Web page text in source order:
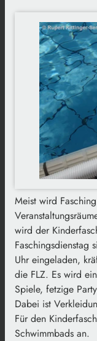
Meist wird
wird der
Faschingsdienstag
Uhr eingeladen,
die FLZ. Es wird
Spiele, fetzige
Dabei ist
Für den
Schwimmbads an.